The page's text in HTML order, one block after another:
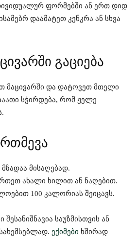
ფორმებში ან ერთ დიდ
დაამატეთ კენკრა ან სხვა
გაციება
მაცივარში და დატოვეთ მთელი
სჭირდება, რომ ჟელე
მისაღებად.
ახალი ხილით ან ნაღებით.
100 კალორიას შეიცავს.
შესანიშნავია საუზმისთვის ან
ექიმები ხშირად